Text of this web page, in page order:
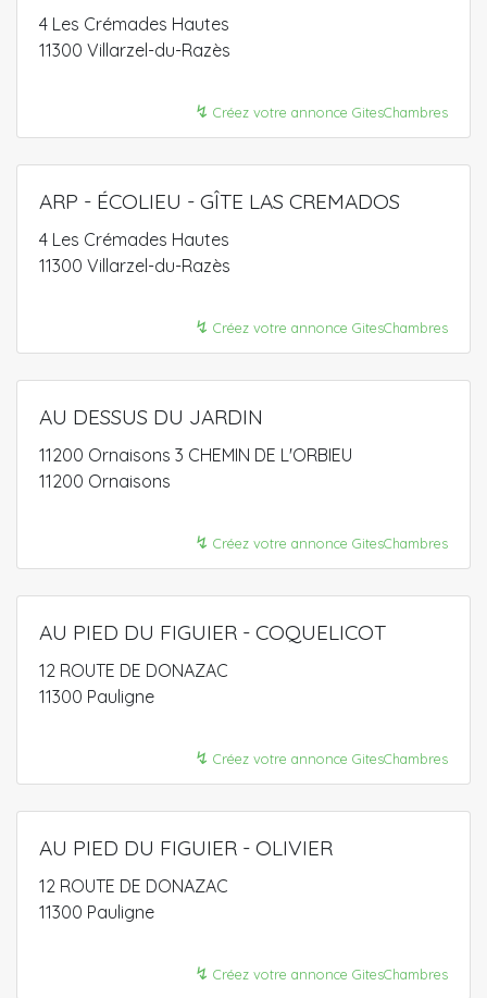
4 Les Crémades Hautes
11300 Villarzel-du-Razès
↯ Créez votre annonce GitesChambres
ARP - ÉCOLIEU - GÎTE LAS CREMADOS
4 Les Crémades Hautes
11300 Villarzel-du-Razès
↯ Créez votre annonce GitesChambres
AU DESSUS DU JARDIN
11200 Ornaisons 3 CHEMIN DE L'ORBIEU
11200 Ornaisons
↯ Créez votre annonce GitesChambres
AU PIED DU FIGUIER - COQUELICOT
12 ROUTE DE DONAZAC
11300 Pauligne
↯ Créez votre annonce GitesChambres
AU PIED DU FIGUIER - OLIVIER
12 ROUTE DE DONAZAC
11300 Pauligne
↯ Créez votre annonce GitesChambres